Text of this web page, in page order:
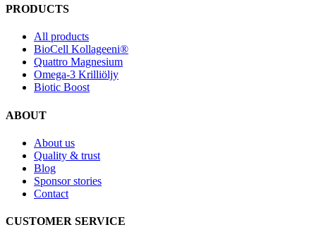
PRODUCTS
All products
BioCell Kollageeni®
Quattro Magnesium
Omega-3 Krilliöljy
Biotic Boost
ABOUT
About us
Quality & trust
Blog
Sponsor stories
Contact
CUSTOMER SERVICE